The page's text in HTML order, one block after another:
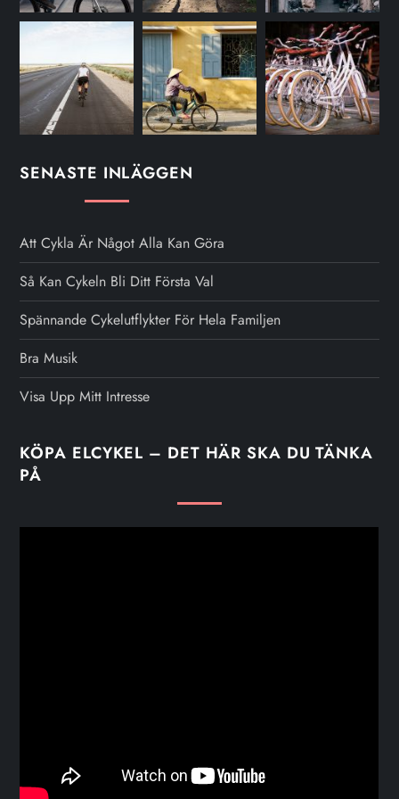
SENASTE INLÄGGEN
Att Cykla Är Något Alla Kan Göra
Så Kan Cykeln Bli Ditt Första Val
Spännande Cykelutflykter För Hela Familjen
Bra Musik
Visa Upp Mitt Intresse
KÖPA ELCYKEL – DET HÄR SKA DU TÄNKA
PÅ